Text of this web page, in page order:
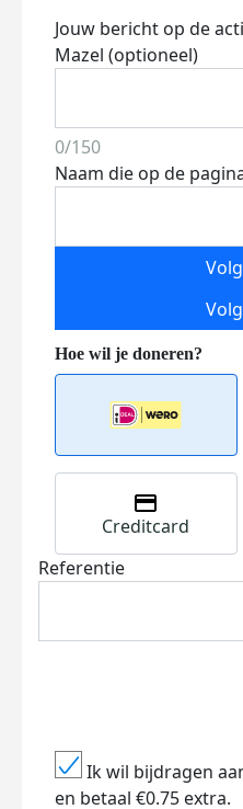
Jouw bericht op de
Mazel (optioneel)
0/150
Naam die op de
Creditcard
Referentie
Ik wil bijdragen
en betaal €0.75 extra.